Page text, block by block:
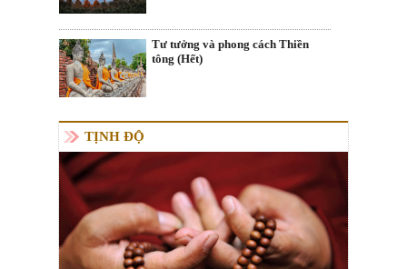
Tư tưởng và phong cách Thiền
tông (Hết)
TỊNH ĐỘ